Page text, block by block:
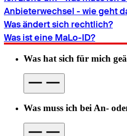
Anbieterwechsel - wie geht
Was ändert sich rechtlich?
Was ist eine MaLo-ID?
Was hat sich für mich
Was muss ich bei An-